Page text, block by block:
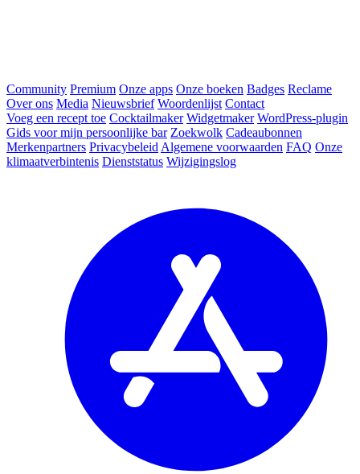
Community Premium Onze apps Onze boeken Badges Reclame
Over ons Media Nieuwsbrief Woordenlijst Contact
Voeg een recept toe Cocktailmaker Widgetmaker WordPress-plugin
Gids voor mijn persoonlijke bar Zoekwolk Cadeaubonnen
Merkenpartners Privacybeleid Algemene voorwaarden FAQ Onze
klimaatverbintenis Dienststatus Wijzigingslog